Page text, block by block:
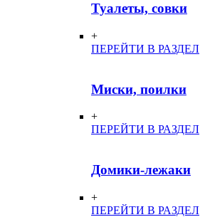
Туалеты, совки
+
ПЕРЕЙТИ В РАЗДЕЛ
Миски, поилки
+
ПЕРЕЙТИ В РАЗДЕЛ
Домики-лежаки
+
ПЕРЕЙТИ В РАЗДЕЛ